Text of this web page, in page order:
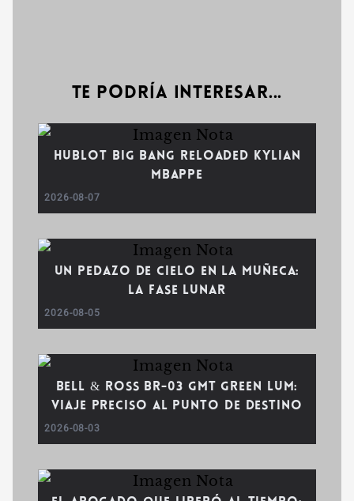
Te podría interesar...
Hublot Big Bang Reloaded Kylian
Mbappe
2026-08-07
Un pedazo de cielo en la muñeca:
la fase lunar
2026-08-05
Bell & Ross BR-03 GMT Green Lum:
viaje preciso al punto de destino
2026-08-03